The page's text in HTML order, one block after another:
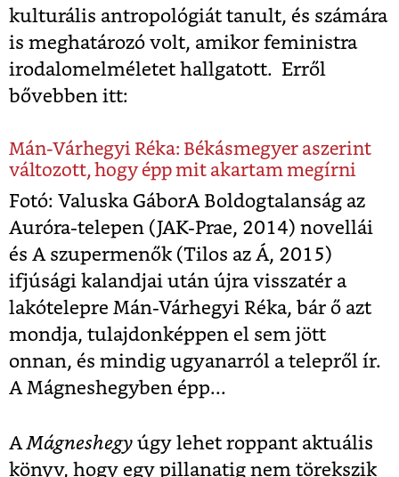
kulturális antropológiát tanult, és számára
is meghatározó volt, amikor feministra
irodalomelméletet hallgatott. Erről
bővebben itt:
Mán-Várhegyi Réka: Békásmegyer aszerint
változott, hogy épp mit akartam megírni
Fotó: Valuska GáborA Boldogtalanság az
Auróra-telepen (JAK-Prae, 2014) novellái
és A szupermenők (Tilos az Á, 2015)
ifjúsági kalandjai után újra visszatér a
lakótelepre Mán-Várhegyi Réka, bár ő azt
mondja, tulajdonképpen el sem jött
onnan, és mindig ugyanarról a telepről ír.
A Mágneshegyben épp...
A Mágneshegy úgy lehet roppant aktuális
könyv, hogy egy pillanatig nem törekszik